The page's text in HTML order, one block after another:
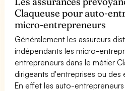
Claqueuse pour auto-
micro-entrepreneurs
Généralement les assureurs
indépendants les micro-
entrepreneurs dans le métier
dirigeants d'entreprises ou des
En effet les auto-